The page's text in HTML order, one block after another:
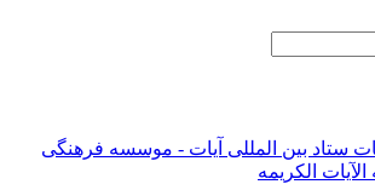
ستاد بین المللی آیات - موسسه فرهنگی
الکریمه